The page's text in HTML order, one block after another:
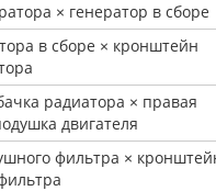
× генератор в сборе
в сборе × кронштейн
радиатора × правая
двигателя
фильтра ×